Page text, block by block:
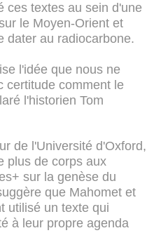
ces textes au sein d'une
le Moyen-Orient et
dater au radiocarbone.
l'idée que nous ne
certitude comment le
l'historien Tom
de l'Université d'Oxford,
plus de corps aux
sur la genèse du
que Mahomet et
utilisé un texte qui
à leur propre agenda